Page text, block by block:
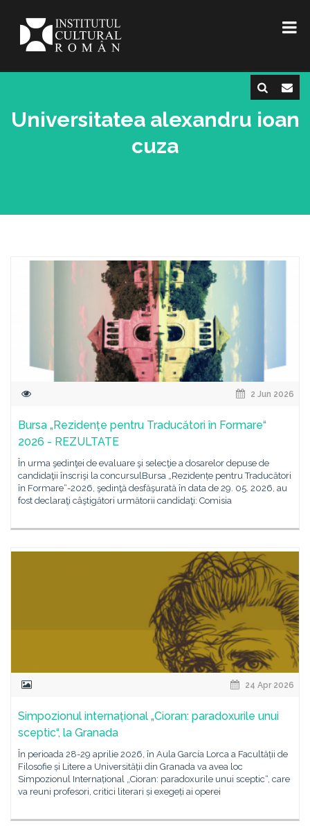
Universitatea alexandru ioan
cuza
2 Jun 2026
Bursa „Rezidențe pentru Traducători în Formare“
2026 - REZULTATE
În urma şedinţei de evaluare şi selecţie a dosarelor depuse de
candidaţii înscrişi la concursulBursa „Rezidențe pentru Traducători
în Formare“-2026, şedinţă desfăşurată în data de 29. 05. 2026, au
fost declaraţi câştigători următorii candidaţi: Comisia
24 Apr 2026
Simpozionul internațional „Cioran: paradoxurile unui
sceptic“, la Granada
În perioada 28-29 aprilie 2026, în Aula García Lorca a Facultății de
Filosofie și Litere a Universității din Granada va avea loc
Simpozionul Internațional „Cioran: paradoxurile unui sceptic“, care
va reuni profesori, critici literari și exegeți ai operei